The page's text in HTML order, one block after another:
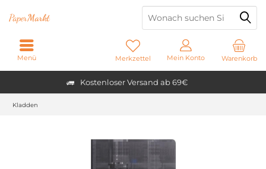
Kostenloser Versand ab 69€
PaperMarkt
Warenkorb
Merkzettel Mein Konto
Menü
Kladden